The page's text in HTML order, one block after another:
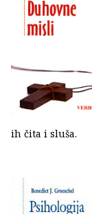
ih čita i sluša.